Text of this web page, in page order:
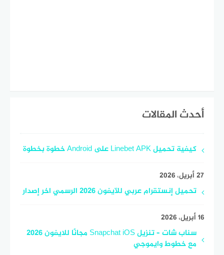
أحدث المقالات
كيفية تحميل Linebet APK على Android خطوة بخطوة
27 أبريل، 2026
تحميل إنستقرام عربي للآيفون 2026 الرسمي اخر إصدار
16 أبريل، 2026
سناب شات – تنزيل Snapchat iOS مجانًا للايفون 2026
مع خطوط وايموجي